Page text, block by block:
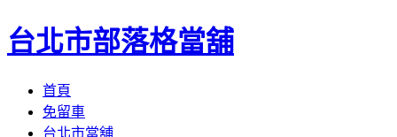
台北市部落格當舖
首頁
免留車
台北市當舖